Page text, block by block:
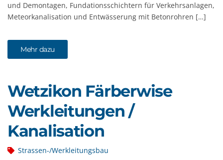
und Demontagen, Fundationsschichtern für Verkehrsanlagen,
Meteorkanalisation und Entwässerung mit Betonrohren […]
Mehr dazu
Wetzikon Färberwise
Werkleitungen /
Kanalisation
Strassen-/Werkleitungsbau